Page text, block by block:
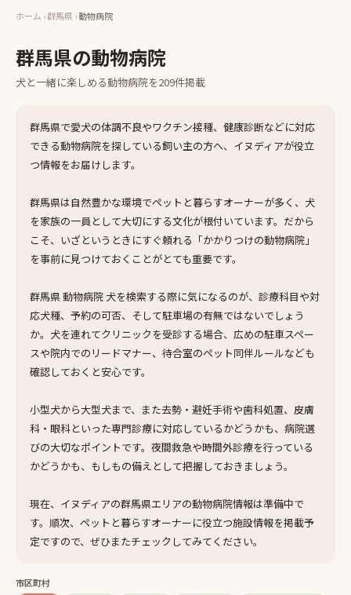
ホーム ›群馬県›動物病院
群馬県の動物病院
犬と一緒に楽しめる動物病院を209件掲載
群馬県で愛犬の体調不良やワクチン接種、健康診断などに対応
できる動物病院を探している飼い主の方へ、イヌディアが役立
つ情報をお届けします。
群馬県は自然豊かな環境でペットと暮らすオーナーが多く、犬
を家族の一員として大切にする文化が根付いています。だから
こそ、いざというときにすぐ頼れる「かかりつけの動物病院」
を事前に見つけておくことがとても重要です。
群馬県 動物病院 犬を検索する際に気になるのが、診療科目や対
応犬種、予約の可否、そして駐車場の有無ではないでしょう
か。犬を連れてクリニックを受診する場合、広めの駐車スペー
スや院内でのリードマナー、待合室のペット同伴ルールなども
確認しておくと安心です。
小型犬から大型犬まで、また去勢・避妊手術や歯科処置、皮膚
科・眼科といった専門診療に対応しているかどうかも、病院選
びの大切なポイントです。夜間救急や時間外診療を行っている
かどうかも、もしもの備えとして把握しておきましょう。
現在、イヌディアの群馬県エリアの動物病院情報は準備中で
す。順次、ペットと暮らすオーナーに役立つ施設情報を掲載予
定ですので、ぜひまたチェックしてみてください。
市区町村